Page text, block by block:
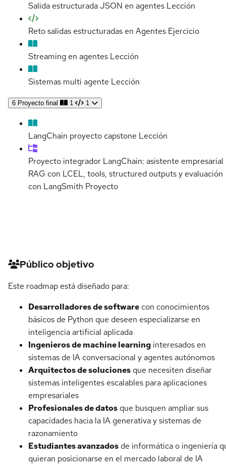
Salida estructurada JSON en agentes Lección
Reto salidas estructuradas en Agentes Ejercicio
Streaming en agentes Lección
Sistemas multi agente Lección
6 Proyecto final 1 1
LangChain proyecto capstone Lección
Proyecto integrador LangChain: asistente empresarial
RAG con LCEL, tools, structured outputs y evaluación
con LangSmith Proyecto
Detalles del curso
Público objetivo
Este roadmap está diseñado para:
Desarrolladores de software con conocimientos
básicos de Python que deseen especializarse en
inteligencia artificial aplicada
Ingenieros de machine learning interesados en
sistemas de IA conversacional y agentes autónomos
Arquitectos de soluciones que necesiten diseñar
sistemas inteligentes escalables para aplicaciones
empresariales
Profesionales de datos que busquen ampliar sus
capacidades hacia la IA generativa y sistemas de
razonamiento
Estudiantes avanzados de informática o ingeniería
quieran posicionarse en el mercado laboral de IA